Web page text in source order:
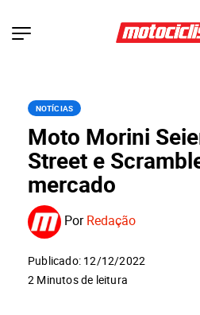
NOTÍCIAS
Moto Morini
Street e
mercado
PorRedação
Publicado: 12/12/2022
2 Minutos de leitura